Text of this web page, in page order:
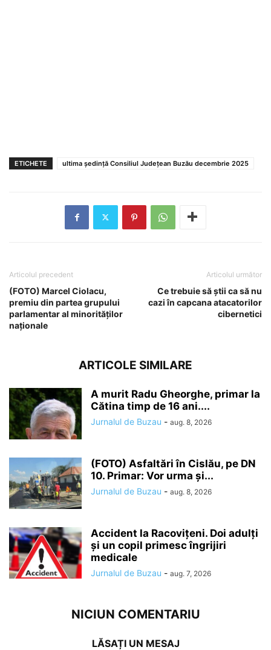
ETICHETE ultima ședință Consiliul Județean Buzău decembrie 2025
Articolul precedent
(FOTO) Marcel Ciolacu,
premiu din partea grupului
parlamentar al minorităților
naționale
Articolul următor
Ce trebuie să știi ca să nu
cazi în capcana atacatorilor
cibernetici
ARTICOLE SIMILARE
A murit Radu Gheorghe, primar la
Cătina timp de 16 ani....
Jurnalul de Buzau - aug. 8, 2026
(FOTO) Asfaltări în Cislău, pe DN
10. Primar: Vor urma și...
Jurnalul de Buzau - aug. 8, 2026
Accident la Racovițeni. Doi adulți
și un copil primesc îngrijiri
medicale
Jurnalul de Buzau - aug. 7, 2026
NICIUN COMENTARIU
LĂSAȚI UN MESAJ